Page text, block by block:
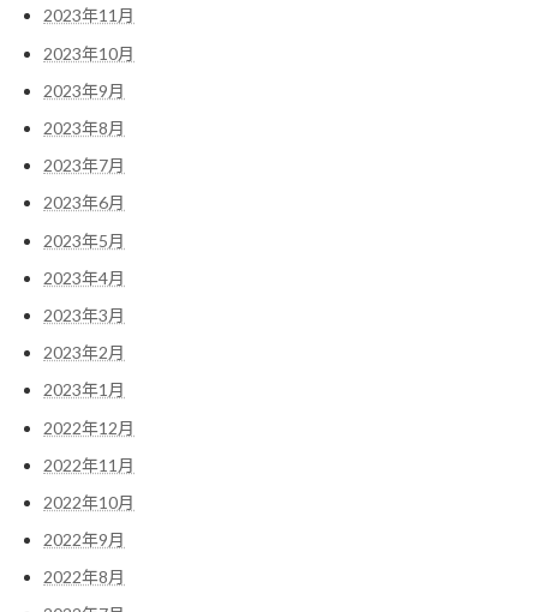
2023年11月
2023年10月
2023年9月
2023年8月
2023年7月
2023年6月
2023年5月
2023年4月
2023年3月
2023年2月
2023年1月
2022年12月
2022年11月
2022年10月
2022年9月
2022年8月